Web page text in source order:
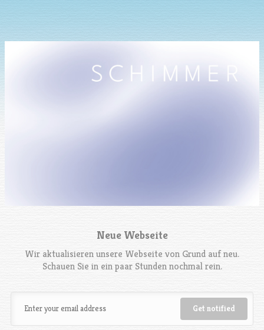
Neue Webseite
Wir aktualisieren unsere Webseite von Grund auf neu.
Schauen Sie in ein paar Stunden nochmal rein.